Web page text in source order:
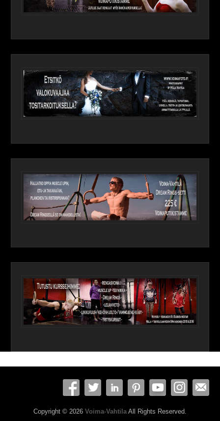
Copyright © 2026 Voima-Vahtila All Rights Reserved.